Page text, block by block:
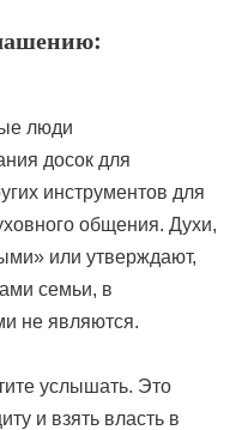
люди
досок для
инструментов для
общения. Духи,
или утверждают,
семьи, в
не являются.
услышать. Это
и взять власть в